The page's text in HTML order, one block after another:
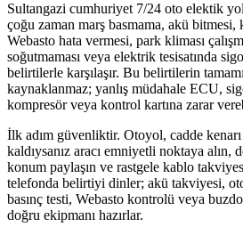
Sultangazi cumhuriyet 7/24 oto elektik
çoğu zaman marş basmama, akü bitmesi,
Webasto hata vermesi, park kliması
soğutmaması veya elektrik tesisatında
belirtilerle karşılaşır. Bu belirtilerin
kaynaklanmaz; yanlış müdahale ECU,
kompresör veya kontrol kartına zarar
İlk adım güvenliktir. Otoyol, cadde
kaldıysanız aracı emniyetli noktaya alın,
konum paylaşın ve rastgele kablo
telefonda belirtiyi dinler; akü takviyesi,
basınç testi, Webasto kontrolü veya
doğru ekipmanı hazırlar.